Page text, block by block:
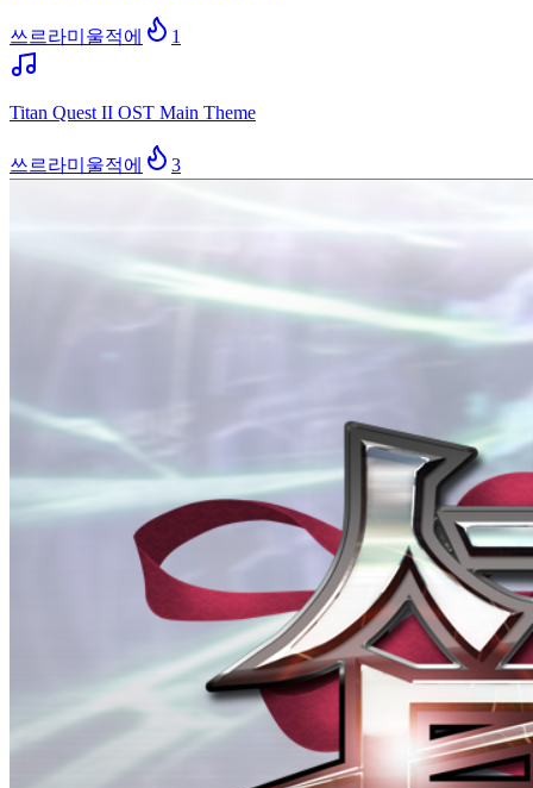
쓰르라미울적에 1
Titan Quest II OST Main Theme
쓰르라미울적에 3